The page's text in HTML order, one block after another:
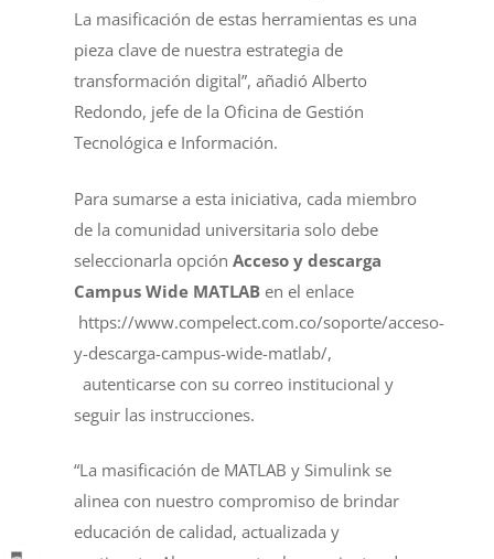
La masificación de estas herramientas es una
pieza clave de nuestra estrategia de
transformación digital”, añadió Alberto
Redondo, jefe de la Oficina de Gestión
Tecnológica e Información.
Para sumarse a esta iniciativa, cada miembro
de la comunidad universitaria solo debe
seleccionarla opciónAcceso y descarga
Campus Wide MATLAB en el enlace
https://www.compelect.com.co/soporte/acceso-
y-descarga-campus-wide-matlab/,
autenticarse con su correo institucional y
seguir las instrucciones.
“La masificación de MATLAB y Simulink se
alinea con nuestro compromiso de brindar
educación de calidad, actualizada y